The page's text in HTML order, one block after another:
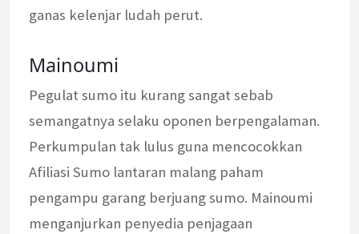
ganas kelenjar ludah perut.
Mainoumi
Pegulat sumo itu kurang sangat sebab
semangatnya selaku oponen berpengalaman.
Perkumpulan tak lulus guna mencocokkan
Afiliasi Sumo lantaran malang paham
pengampu garang berjuang sumo. Mainoumi
menganjurkan penyedia penjagaan